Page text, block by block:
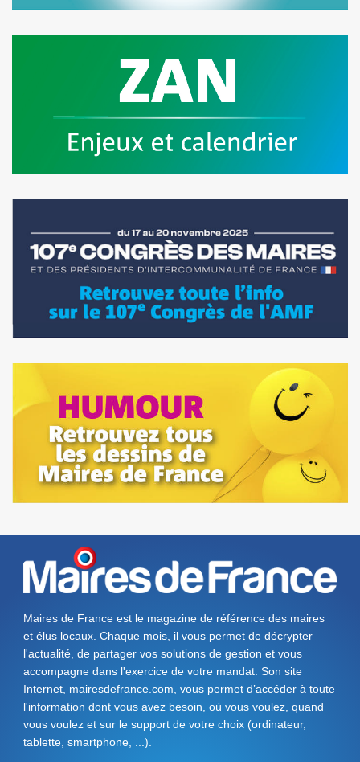
Maires de France est le magazine de référence des maires
et élus locaux. Chaque mois, il vous permet de décrypter
l'actualité, de partager vos solutions de gestion et vous
accompagne dans l'exercice de votre mandat. Son site
Internet, mairesdefrance.com, vous permet d’accéder à toute
l'information dont vous avez besoin, où vous voulez, quand
vous voulez et sur le support de votre choix (ordinateur,
tablette, smartphone, ...).